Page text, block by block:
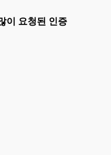
이 요청된 인증